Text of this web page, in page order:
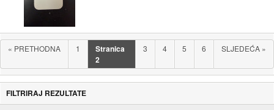
« PRETHODNA 1
Stranica
2
3 4 5 6 SLJEDEĆA »
FILTRIRAJ REZULTATE